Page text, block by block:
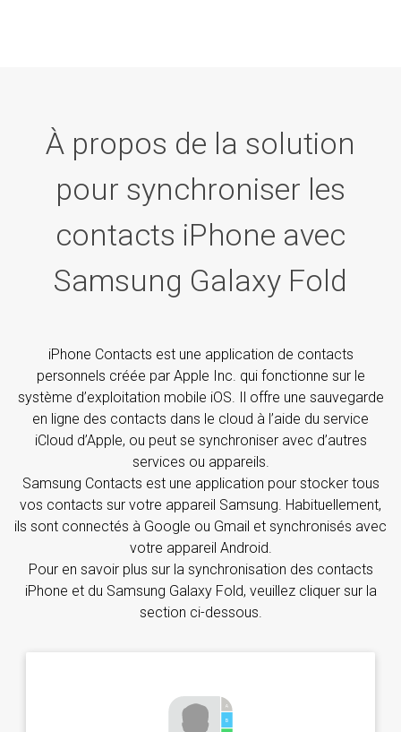
À propos de la solution
pour synchroniser les
contacts iPhone avec
Samsung Galaxy Fold
iPhone Contacts est une application de contacts
personnels créée par Apple Inc. qui fonctionne sur le
système d’exploitation mobile iOS. Il offre une sauvegarde
en ligne des contacts dans le cloud à l’aide du service
iCloud d’Apple, ou peut se synchroniser avec d’autres
services ou appareils.
Samsung Contacts est une application pour stocker tous
vos contacts sur votre appareil Samsung. Habituellement,
ils sont connectés à Google ou Gmail et synchronisés avec
votre appareil Android.
Pour en savoir plus sur la synchronisation des contacts
iPhone et du Samsung Galaxy Fold, veuillez cliquer sur la
section ci-dessous.